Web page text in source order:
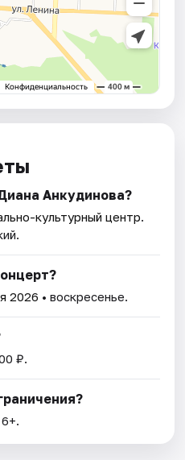
Анкудинова?
культурный центр.
2026 • воскресенье.
₽.